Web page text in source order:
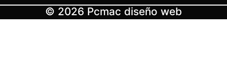
© 2026 Pcmac diseño web